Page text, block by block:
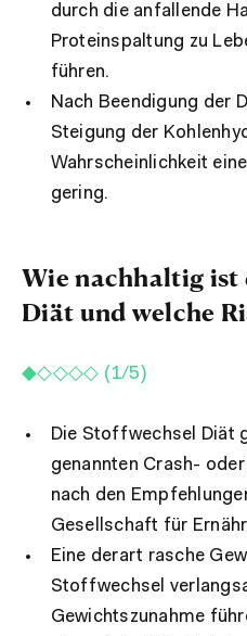
durch die anfallende
Proteinspaltung zu
führen.
Nach Beendigung der
Steigung der
Wahrscheinlichkeit
gering.
Wie nachhaltig ist
Diät und welche
◆◇◇◇◇ (1/5)
Die Stoffwechsel Diät
genannten Crash-
nach den
Gesellschaft für
Eine derart rasche
Stoffwechsel
Gewichtszunahme